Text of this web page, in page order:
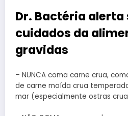
Dr. Bactéria alerta
cuidados da
gravidas
– NUNCA coma carne crua,
de carne moída crua
mar (especialmente ostras